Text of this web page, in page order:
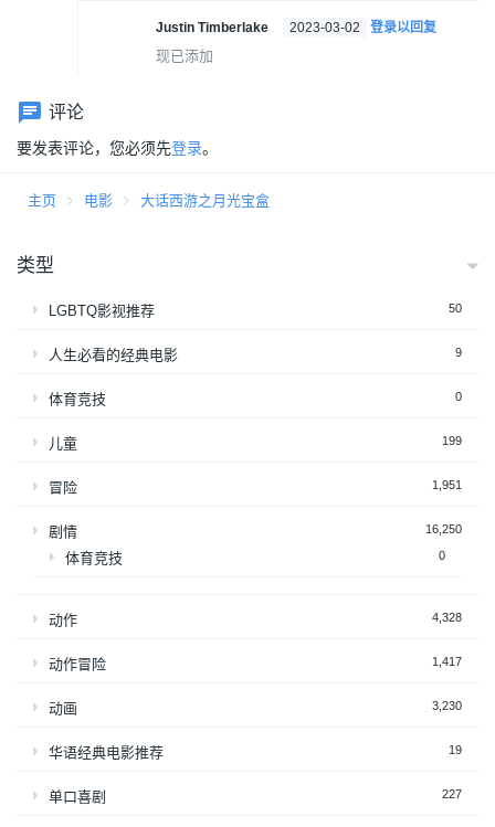
Justin Timberlake 2023-03-02 登录以回复
现已添加
评论
要发表评论，您必须先登录。
主页 电影 大话西游之月光宝盒
类型
LGBTQ影视推荐 50
人生必看的经典电影 9
体育竞技 0
儿童 199
冒险 1,951
剧情 16,250
体育竞技 0
动作 4,328
动作冒险 1,417
动画 3,230
华语经典电影推荐 19
单口喜剧 227